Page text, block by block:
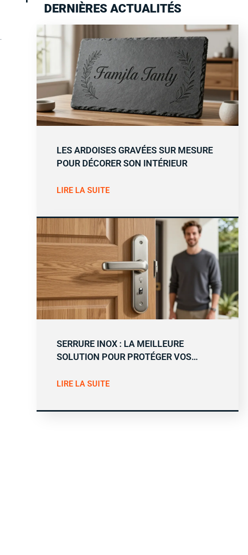
DERNIÈRES ACTUALITÉS
LES ARDOISES GRAVÉES SUR MESURE
POUR DÉCORER SON INTÉRIEUR
LIRE LA SUITE
SERRURE INOX : LA MEILLEURE
SOLUTION POUR PROTÉGER VOS…
LIRE LA SUITE